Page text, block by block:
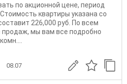
по акционной цене, период
квартиры указана со
226,000 руб. По всем
продаж, мы вам все подробно
08.07